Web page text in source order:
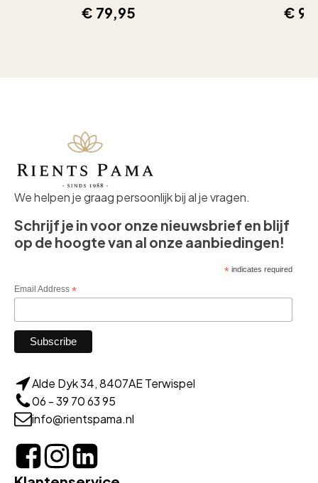
€ 79,95 €
We helpen je graag persoonlijk bij al je vragen.
Schrijf je in voor onze nieuwsbrief en blijf
op de hoogte van al onze aanbiedingen!
*indicates required
Email Address *
Alde Dyk 34, 8407AE Terwispel
06 - 39 70 63 95
info@rientspama.nl